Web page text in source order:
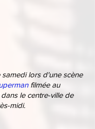
lors d'une scène
filmée au
le centre-ville de
midi.